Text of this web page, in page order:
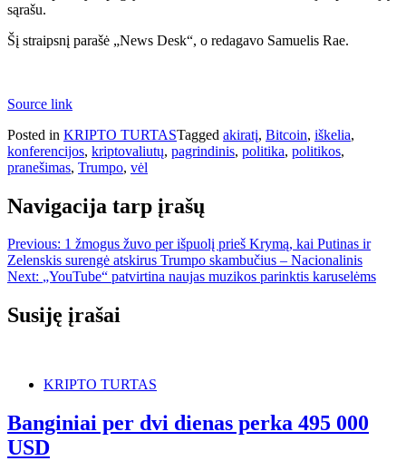
sąrašu.
Šį straipsnį parašė „News Desk“, o redagavo Samuelis Rae.
Source link
Posted in KRIPTO TURTASTagged akiratį, Bitcoin, iškelia,
konferencijos, kriptovaliutų, pagrindinis, politika, politikos,
pranešimas, Trumpo, vėl
Navigacija tarp įrašų
Previous: 1 žmogus žuvo per išpuolį prieš Krymą, kai Putinas ir
Zelenskis surengė atskirus Trumpo skambučius – Nacionalinis
Next: „YouTube“ patvirtina naujas muzikos parinktis karuselėms
Susiję įrašai
KRIPTO TURTAS
Banginiai per dvi dienas perka 495 000
USD